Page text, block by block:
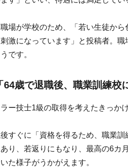
職場が学校のため、「若い生徒か
激になっています」と投稿者。
です。
「64歳で退職後、職業訓練校
ー技士1級の取得を考えたきっか
すぐに「資格を得るため、職業
り、若返りにもなり、最高の6カ
た様子がうかがえます。